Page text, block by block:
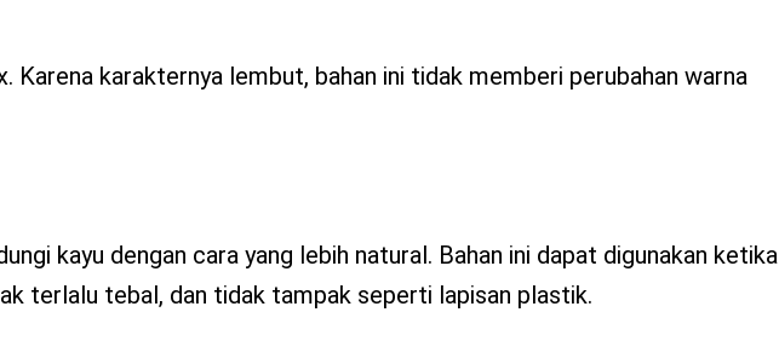
karakternya lembut, bahan ini tidak memberi perubahan warna
kayu dengan cara yang lebih natural. Bahan ini dapat digunakan ketika
terlalu tebal, dan tidak tampak seperti lapisan plastik.